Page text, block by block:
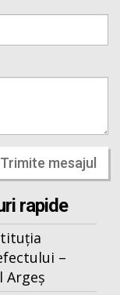
Trimite mesajul
rapide
–
Argeș